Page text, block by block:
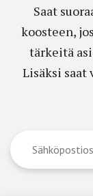
Saat
koosteen,
tärkeitä
Lisäksi